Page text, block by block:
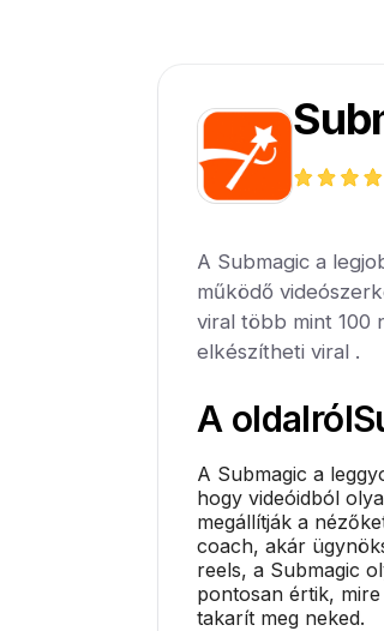
A Submagic a
működő
viral több mint 100
elkészítheti viral .
A oldalról
A Submagic a
hogy videóidból
megállítják a
coach, akár
reels, a Submagic
pontosan értik,
takarít meg neked.